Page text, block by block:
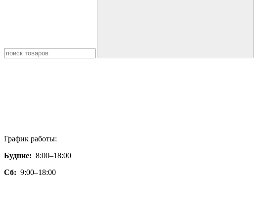
График работы:
Будние: 8:00–18:00
Сб: 9:00–18:00